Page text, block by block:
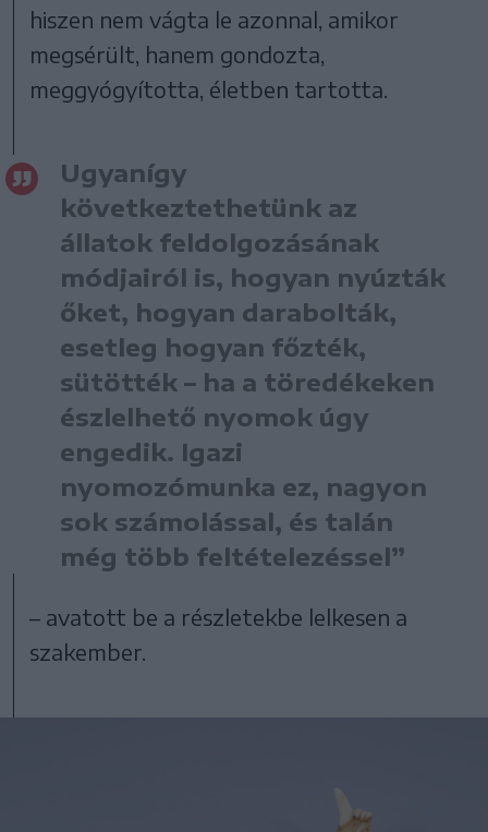
hiszen nem vágta le azonnal, amikor
megsérült, hanem gondozta,
meggyógyította, életben tartotta.
Ugyanígy
következtethetünk az
állatok feldolgozásának
módjairól is, hogyan nyúzták
őket, hogyan darabolták,
esetleg hogyan főzték,
sütötték – ha a töredékeken
észlelhető nyomok úgy
engedik. Igazi
nyomozómunka ez, nagyon
sok számolással, és talán
még több feltételezéssel”
– avatott be a részletekbe lelkesen a
szakember.